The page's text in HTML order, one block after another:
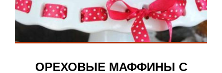
ОРЕХОВЫЕ МАФФИНЫ С